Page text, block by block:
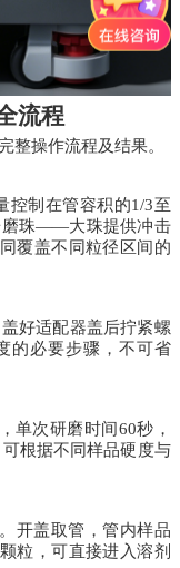
流程
整操作流程及结果。
控制在管容积的1/3至
磨珠——大珠提供冲击
覆盖不同粒径区间的
好适配器盖后拧紧螺
的必要步骤，不可省
单次研磨时间60秒，
根据不同样品硬度与
开盖取管，管内样品
粒，可直接进入溶剂